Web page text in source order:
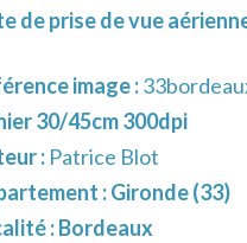
de prise de vue
image :
30/45cm 300dpi
: Patrice Blot
:Gironde (33)
:Bordeaux